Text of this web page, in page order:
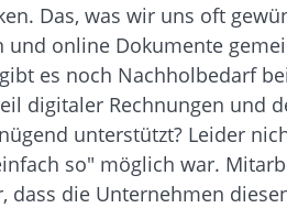
Das, was wir uns oft
online Dokumente
es noch Nachholbedarf
digitaler Rechnungen
unterstützt? Leider
so" möglich war.
die Unternehmen